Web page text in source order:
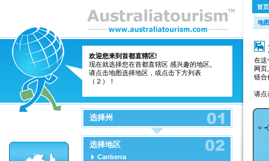
欢迎您来到首都直辖区!
现在就选择您在首都直辖区 感兴趣的地区。
请点击地图选择地区，或点击下方列表
（２）！
选择州
选择地区
Canberra
首页
地图
在这
网页
链合
请点